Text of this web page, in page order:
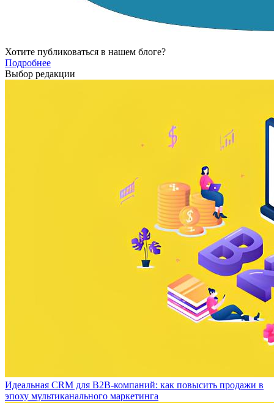
Хотите публиковаться в нашем блоге?
Подробнее
Выбор редакции
Идеальная CRM для B2B-компаний: как повысить продажи в
эпоху мультиканального маркетинга